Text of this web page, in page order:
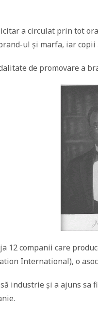
a circulat prin tot
ul și marfa, iar
de promovare a
12 companii care
International), o
industrie și a ajuns